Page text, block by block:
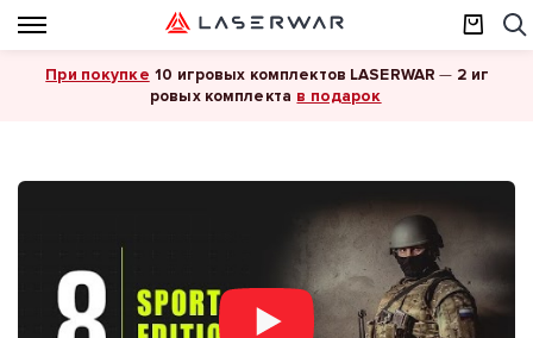
При покупке 10 игровых комплектов LASERWAR — 2 иг
ровых комплекта в подарок